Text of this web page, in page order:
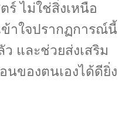
ร์ ไม่ใช่สิ่งเหนือ
าใจปรากฏการณ์นี้
และช่วยส่งเสริม
นของตนเองได้ดียิ่ง